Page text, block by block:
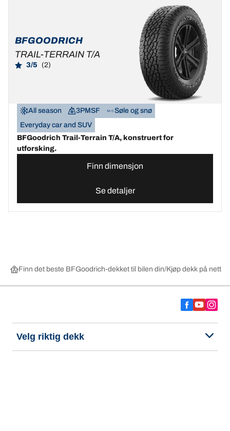
BFGOODRICH
TRAIL-TERRAIN T/A
3/5 (2)
All season 3PMSF
Søle og snø
Everyday car and SUV
BFGoodrich Trail-Terrain T/A, konstruert for
utforsking.
Finn dimensjon
Se detaljer
Finn det beste BFGoodrich-dekket til bilen din Kjøp dekk på nett
Velg riktig dekk